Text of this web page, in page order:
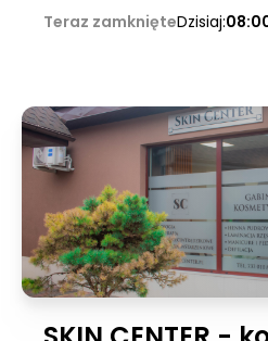
Teraz zamknięteDzisiaj: